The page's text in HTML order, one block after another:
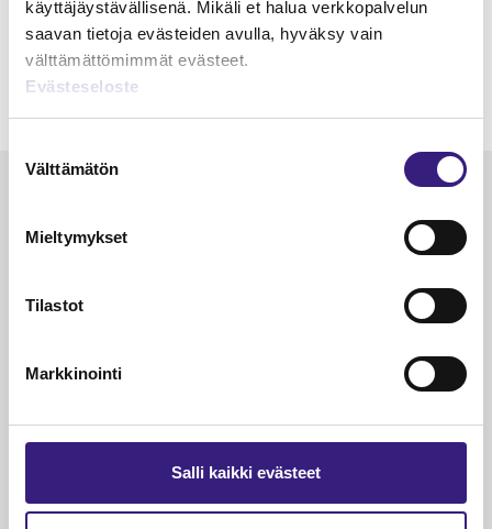
käyttäjäystävällisenä. Mikäli et halua verkkopalvelun
saavan tietoja evästeiden avulla, hyväksy vain
välttämättömimmät evästeet.
Evästeseloste
valinta
Välttämätön
Mieltymykset
Tilastot
Markkinointi
Salli kaikki evästeet
VEROTUS
verotuksessa – omien kulujen
veloitus ja läpi­laskutus